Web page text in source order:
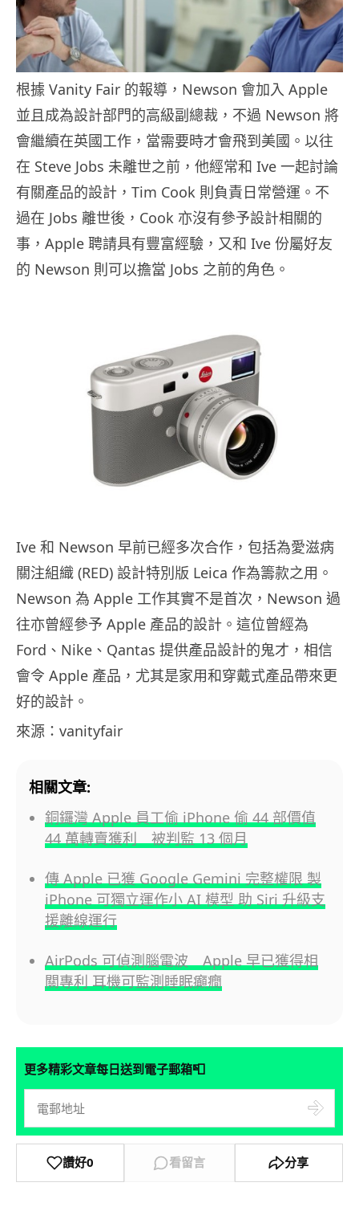
根據 Vanity Fair 的報導，Newson 會加入 Apple
並且成為設計部門的高級副總裁，不過 Newson 將
會繼續在英國工作，當需要時才會飛到美國。以往
在 Steve Jobs 未離世之前，他經常和 Ive 一起討論
有關產品的設計，Tim Cook 則負責日常營運。不
過在 Jobs 離世後，Cook 亦沒有參予設計相關的
事，Apple 聘請具有豐富經驗，又和 Ive 份屬好友
的 Newson 則可以擔當 Jobs 之前的角色。
Ive 和 Newson 早前已經多次合作，包括為愛滋病
關注組織 (RED) 設計特別版 Leica 作為籌款之用。
Newson 為 Apple 工作其實不是首次，Newson 過
往亦曾經參予 Apple 產品的設計。這位曾經為
Ford、Nike、Qantas 提供產品設計的鬼才，相信
會令 Apple 產品，尤其是家用和穿戴式產品帶來更
好的設計。
來源：vanityfair
相關文章:
銅鑼灣 Apple 員工偷 iPhone 偷 44 部價值
44 萬轉賣獲利 被判監 13 個月
傳 Apple 已獲 Google Gemini 完整權限 製
iPhone 可獨立運作小 AI 模型 助 Siri 升級支
援離線運行
AirPods 可偵測腦電波 Apple 早已獲得相
關專利 耳機可監測睡眠癲癇
更多精彩文章每日送到電子郵箱📮
讚好0 看留言 分享